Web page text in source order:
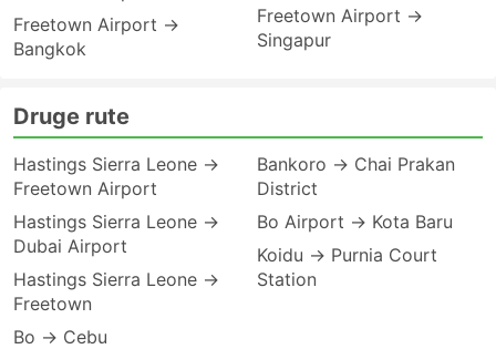
Freetown Airport →
Bangkok
Freetown Airport →
Singapur
Druge rute
Hastings Sierra Leone →
Freetown Airport
Hastings Sierra Leone →
Dubai Airport
Hastings Sierra Leone →
Freetown
Bo → Cebu
Bankoro → Chai Prakan
District
Bo Airport → Kota Baru
Koidu → Purnia Court
Station